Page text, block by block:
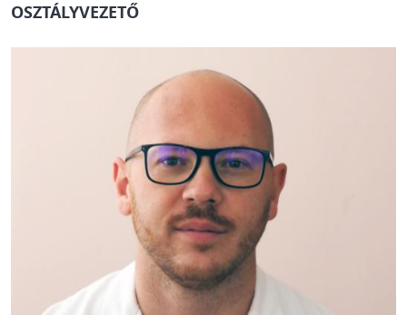
OSZTÁLYVEZETŐ